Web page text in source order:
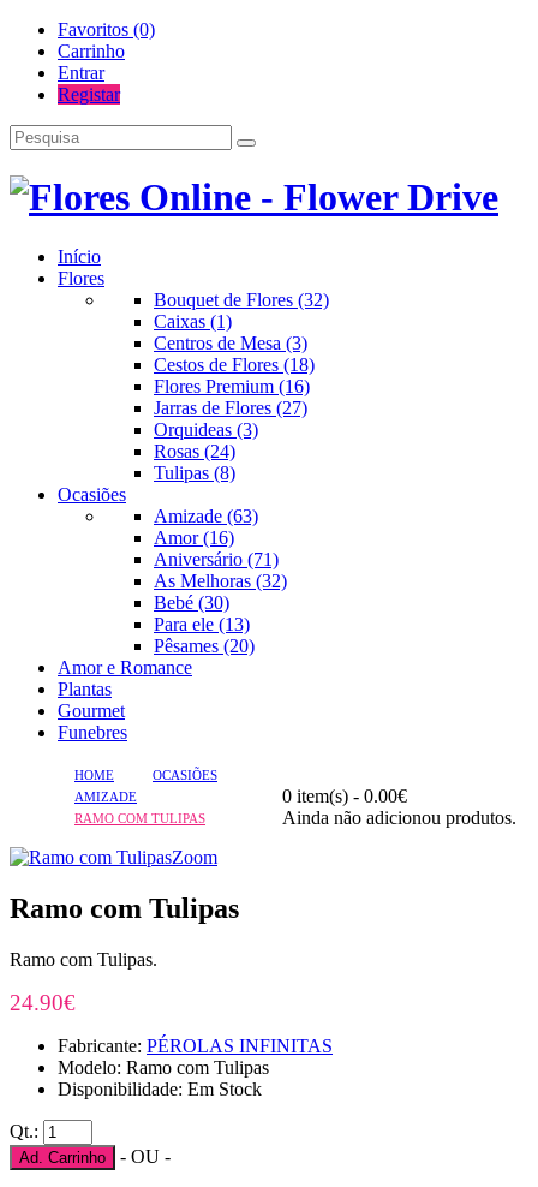
Favoritos (0)
Carrinho
Entrar
Registar
Início
Flores
Bouquet de Flores (32)
Caixas (1)
Centros de Mesa (3)
Cestos de Flores (18)
Flores Premium (16)
Jarras de Flores (27)
Orquideas (3)
Rosas (24)
Tulipas (8)
Ocasiões
Amizade (63)
Amor (16)
Aniversário (71)
As Melhoras (32)
Bebé (30)
Para ele (13)
Pêsames (20)
Amor e Romance
Plantas
Gourmet
Funebres
0 item(s) - 0.00€
Ainda não adicionou produtos.
HOME
OCASIÕES
AMIZADE
RAMO COM TULIPAS
Zoom
Ramo com Tulipas
Ramo com Tulipas.
24.90€
Fabricante: PÉROLAS INFINITAS
Modelo: Ramo com Tulipas
Disponibilidade: Em Stock
Qt.:
Ad. Carrinho - OU -